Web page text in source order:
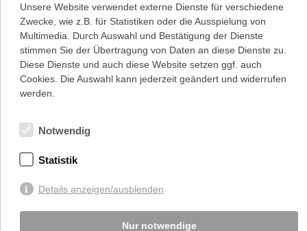
Österreichischer
Wirtschaftsverlag GmbH
Kontakt
T (+43 1) 546 64-0
Eoffice@wirtschaftsverlag.at
Firmeninformation
Firmenbnr.: FN 202164a
genutzt und nicht an Dritte weitergegeben. Die T.A.I. übernimmt keine Verantwortung
über Inhalte die durch Verlinkung auf externen Seiten zur Verfügung gestellt werden.
Beast Communications - www.beast.at
Unsere Website verwendet externe Dienste für verschiedene
Zwecke, wie z.B. für Statistiken oder die Ausspielung von
Multimedia. Durch Auswahl und Bestätigung der Dienste
stimmen Sie der Übertragung von Daten an diese Dienste zu.
Diese Dienste und auch diese Website setzen ggf. auch
Cookies. Die Auswahl kann jederzeit geändert und widerrufen
werden.
Notwendig
Statistik
Details anzeigen/ausblenden
Nur notwendige